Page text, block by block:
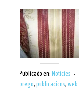
Publicado en: Noticies
prego, publicacions, web